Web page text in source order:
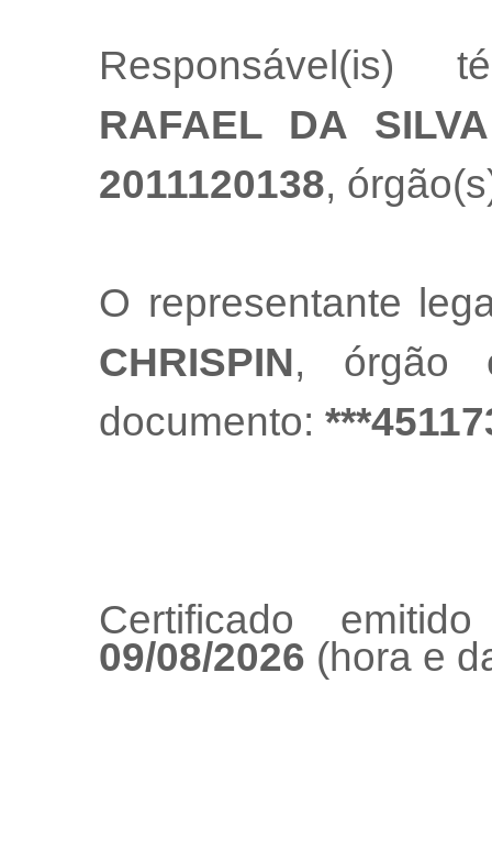
Responsável(is)
RAFAEL DA
2011120138,
O representante
CHRISPIN, órgão
documento:
Certificado
09/08/2026 (hora e